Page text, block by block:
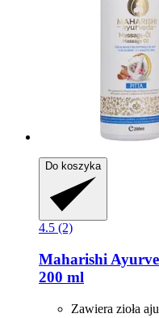
Do koszyka
4.5 (2)
Maharishi
200 ml
Zawiera zioła